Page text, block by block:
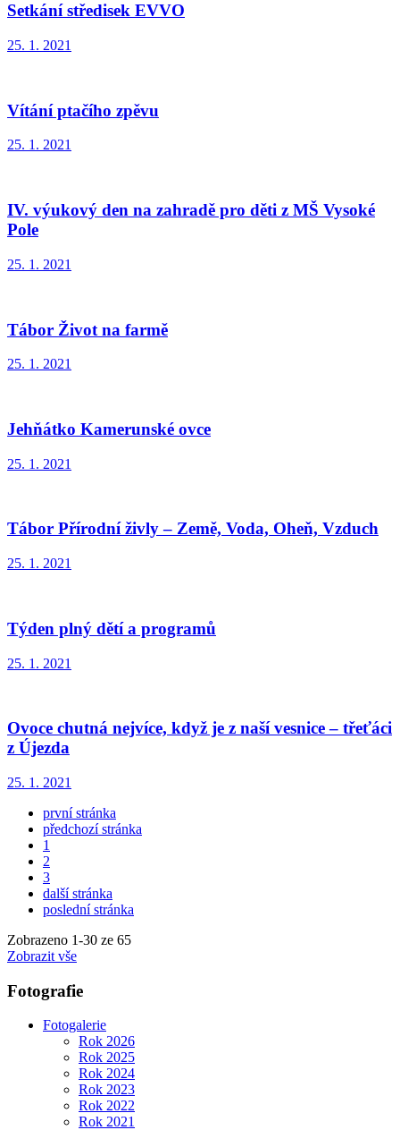
Setkání středisek EVVO
25. 1. 2021
Vítání ptačího zpěvu
25. 1. 2021
IV. výukový den na zahradě pro děti z MŠ Vysoké
Pole
25. 1. 2021
Tábor Život na farmě
25. 1. 2021
Jehňátko Kamerunské ovce
25. 1. 2021
Tábor Přírodní živly – Země, Voda, Oheň, Vzduch
25. 1. 2021
Týden plný dětí a programů
25. 1. 2021
Ovoce chutná nejvíce, když je z naší vesnice – třeťáci
z Újezda
25. 1. 2021
první stránka
předchozí stránka
1
2
3
další stránka
poslední stránka
Zobrazeno 1-30 ze 65
Zobrazit vše
Fotografie
Fotogalerie
Rok 2026
Rok 2025
Rok 2024
Rok 2023
Rok 2022
Rok 2021